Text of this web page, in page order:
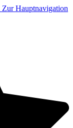
Zur Hauptnavigation